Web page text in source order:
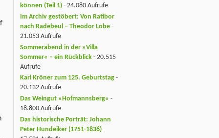
können (Teil 1) - 24.080 Aufrufe
Im Archiv gestöbert: Von Ratibor
nach Radebeul – Theodor Lobe -
21.053 Aufrufe
Sommerabend in der »Villa
Sommer« – ein Rückblick - 20.515
Aufrufe
Karl Kröner zum 125. Geburtstag -
20.132 Aufrufe
Das Weingut »Hofmannsberg« -
18.800 Aufrufe
Das historische Porträt: Johann
Peter Hundeiker (1751-1836) -